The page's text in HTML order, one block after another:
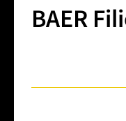
BAER